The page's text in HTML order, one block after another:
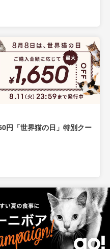
円「世界猫の日」特別クー